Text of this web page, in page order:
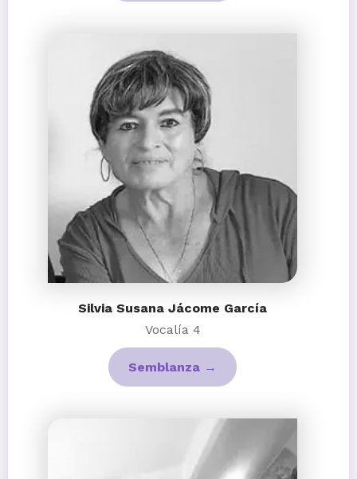
Silvia Susana Jácome García
Vocalía 4
Semblanza →